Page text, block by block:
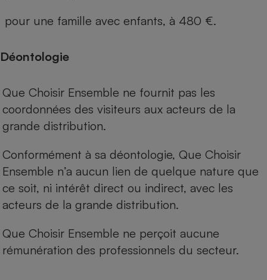
pour une famille avec enfants, à 480 €.
Déontologie
Que Choisir Ensemble ne fournit pas les
coordonnées des visiteurs aux acteurs de la
grande distribution.
Conformément à sa déontologie, Que Choisir
Ensemble n’a aucun lien de quelque nature que
ce soit, ni intérêt direct ou indirect, avec les
acteurs de la grande distribution.
Que Choisir Ensemble ne perçoit aucune
rémunération des professionnels du secteur.